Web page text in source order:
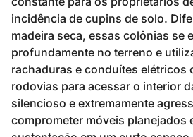
incidência de cupins de solo.
madeira seca, essas colônias se
profundamente no terreno e
rachaduras e conduítes elétricos
rodovias para acessar o interior
silencioso e extremamente
comprometer móveis planejados